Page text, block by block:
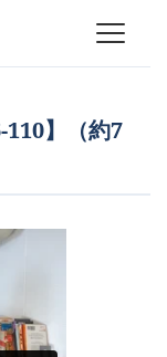
110】（約7